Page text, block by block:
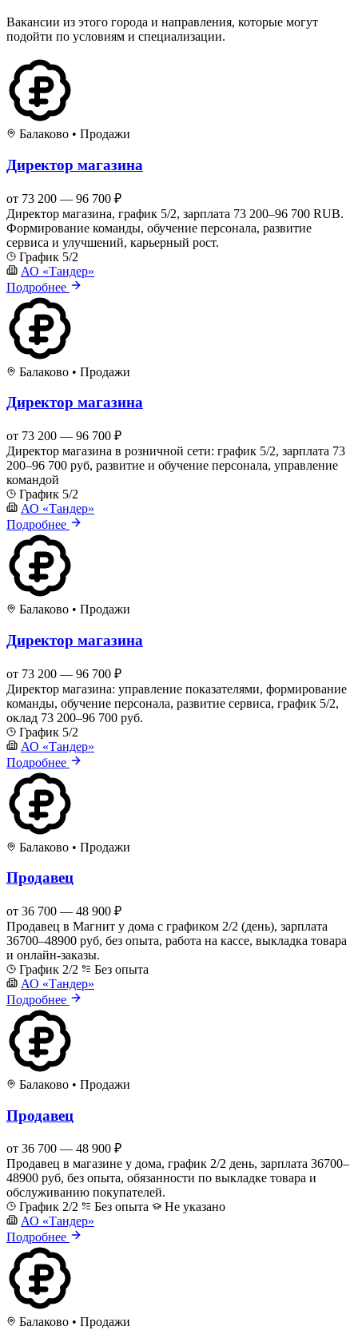
Вакансии из этого города и направления, которые могут
подойти по условиям и специализации.
Балаково • Продажи
Директор магазина
от 73 200 — 96 700 ₽
Директор магазина, график 5/2, зарплата 73 200–96 700 RUB.
Формирование команды, обучение персонала, развитие
сервиса и улучшений, карьерный рост.
График 5/2
АО «Тандер»
Подробнее
Балаково • Продажи
Директор магазина
от 73 200 — 96 700 ₽
Директор магазина в розничной сети: график 5/2, зарплата 73
200–96 700 руб, развитие и обучение персонала, управление
командой
График 5/2
АО «Тандер»
Подробнее
Балаково • Продажи
Директор магазина
от 73 200 — 96 700 ₽
Директор магазина: управление показателями, формирование
команды, обучение персонала, развитие сервиса, график 5/2,
оклад 73 200–96 700 руб.
График 5/2
АО «Тандер»
Подробнее
Балаково • Продажи
Продавец
от 36 700 — 48 900 ₽
Продавец в Магнит у дома с графиком 2/2 (день), зарплата
36700–48900 руб, без опыта, работа на кассе, выкладка товара
и онлайн-заказы.
График 2/2
Без опыта
АО «Тандер»
Подробнее
Балаково • Продажи
Продавец
от 36 700 — 48 900 ₽
Продавец в магазине у дома, график 2/2 день, зарплата 36700–
48900 руб, без опыта, обязанности по выкладке товара и
обслуживанию покупателей.
График 2/2
Без опыта
Не указано
АО «Тандер»
Подробнее
Балаково • Продажи